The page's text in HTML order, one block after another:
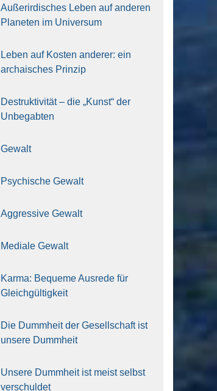
Außer­ir­di­sches Leben auf ande­ren
Pla­ne­ten im Uni­ver­sum
Leben auf Kos­ten ande­rer: ein
archai­sches Prin­zip
Destruk­ti­vi­tät – die „Kunst“ der
Unbe­gab­ten
Gewalt
Psy­chi­sche Gewalt
Aggres­si­ve Gewalt
Media­le Gewalt
Kar­ma: Beque­me Aus­re­de für
Gleich­gül­tig­keit
Die Dumm­heit der Gesell­schaft ist
unse­re Dumm­heit
Unse­re Dumm­heit ist meist selbst
ver­schul­det